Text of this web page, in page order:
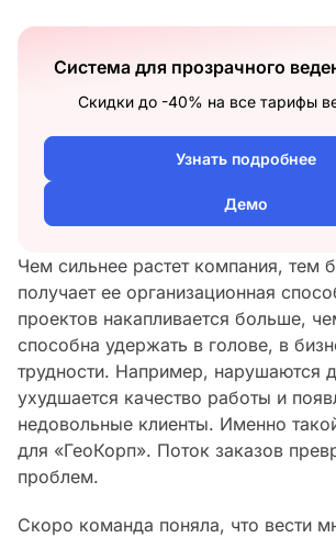
Чем сильнее растет компания, тем
получает ее организационная
проектов накапливается больше,
способна удержать в голове, в
трудности. Например, нарушаются
ухудшается качество работы и
недовольные клиенты. Именно
для «ГеоКорп». Поток заказов
проблем.
Скоро команда поняла, что вести
Система для прозрачного
Скидки до -40% на все тарифы
Узнать подробнее
Демо